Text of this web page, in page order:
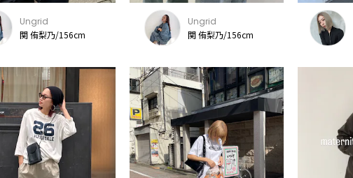
Ungrid
関 侑梨乃/156cm
Ungrid
関 侑梨乃/156cm